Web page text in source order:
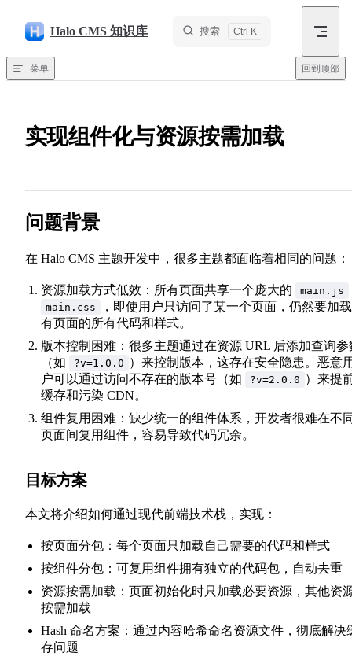
Halo CMS 知识库 搜索
菜单 回到顶部
实现组件化与资源按需加载
问题背景
在 Halo CMS 主题开发中，很多主题都面临着相同的问题：
资源加载方式低效：所有页面共享一个庞大的 main.js
main.css
，即使用户只访问了某一个页面，仍然要加
有页面的所有代码和样式。
版本控制困难：很多主题通过在资源 URL 后添加查询参
（如
?v=1.0.0 ）来控制版本，这存在安全隐患。恶意
户可以通过访问不存在的版本号（如
?v=2.0.0 ）来提
缓存和污染 CDN。
组件复用困难：缺少统一的组件体系，开发者很难在不
页面间复用组件，容易导致代码冗余。
目标方案
本文将介绍如何通过现代前端技术栈，实现：
按页面分包：每个页面只加载自己需要的代码和样式
按组件分包：可复用组件拥有独立的代码包，自动去重
资源按需加载：页面初始化时只加载必要资源，其他资
按需加载
Hash 命名方案：通过内容哈希命名资源文件，彻底解决
存问题